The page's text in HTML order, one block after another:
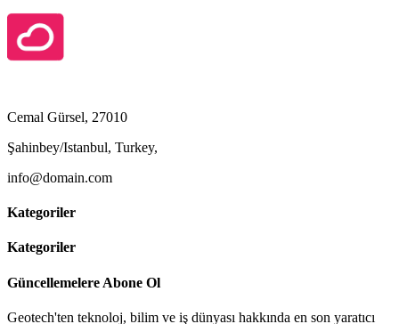
Cemal Gürsel, 27010
Şahinbey/Istanbul, Turkey,
info@domain.com
Kategoriler
Kategoriler
Güncellemelere Abone Ol
Geotech'ten teknoloj, bilim ve iş dünyası hakkında en son yaratıcı